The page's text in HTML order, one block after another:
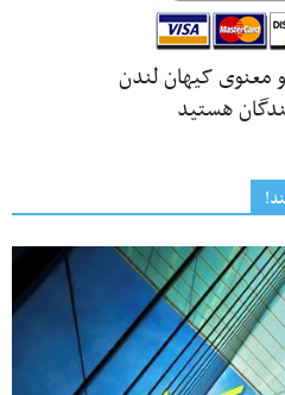
معنوی کیهان لندن
هستید